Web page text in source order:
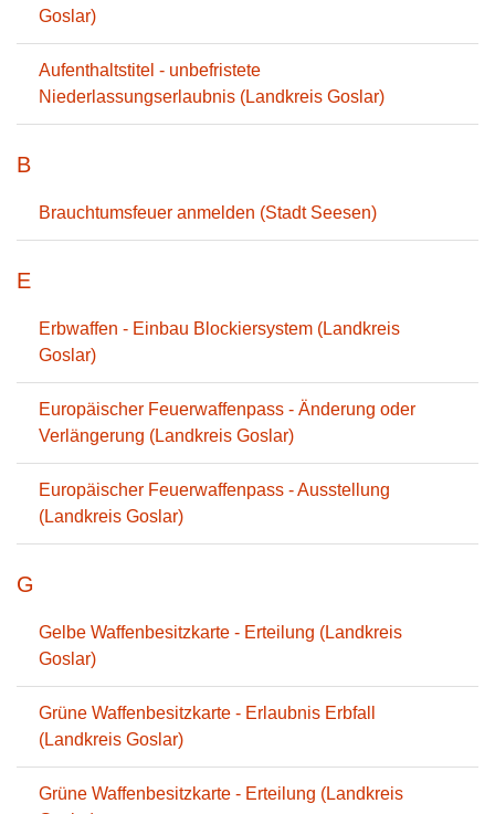
Goslar)
Aufenthaltstitel - unbefristete
Niederlassungserlaubnis (Landkreis Goslar)
B
Brauchtumsfeuer anmelden (Stadt Seesen)
E
Erbwaffen - Einbau Blockiersystem (Landkreis
Goslar)
Europäischer Feuerwaffenpass - Änderung oder
Verlängerung (Landkreis Goslar)
Europäischer Feuerwaffenpass - Ausstellung
(Landkreis Goslar)
G
Gelbe Waffenbesitzkarte - Erteilung (Landkreis
Goslar)
Grüne Waffenbesitzkarte - Erlaubnis Erbfall
(Landkreis Goslar)
Grüne Waffenbesitzkarte - Erteilung (Landkreis